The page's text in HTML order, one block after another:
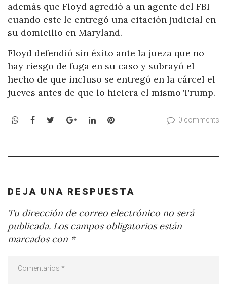
además que Floyd agredió a un agente del FBI
cuando este le entregó una citación judicial en
su domicilio en Maryland.
Floyd defendió sin éxito ante la jueza que no
hay riesgo de fuga en su caso y subrayó el
hecho de que incluso se entregó en la cárcel el
jueves antes de que lo hiciera el mismo Trump.
WhatsApp
Facebook
TwitterGoogle+LinkedInPinterest 0 comments
DEJA UNA RESPUESTA
Tu dirección de correo electrónico no será
publicada. Los campos obligatorios están
marcados con *